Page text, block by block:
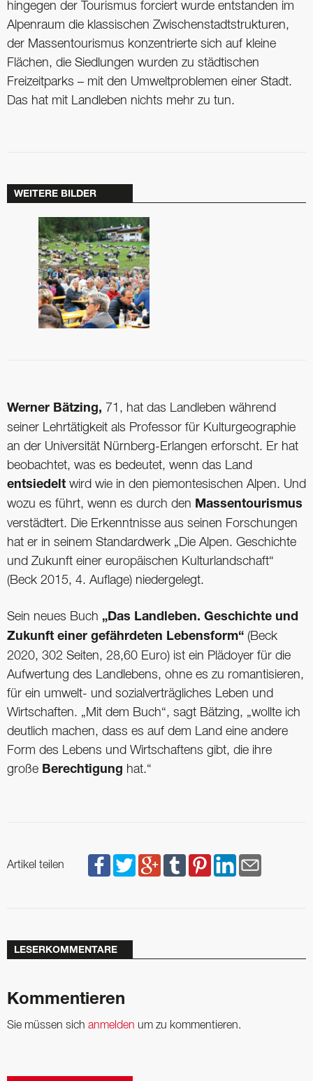
hingegen der Tourismus forciert wurde entstanden im
Alpenraum die klassischen Zwischenstadtstrukturen,
der Massentourismus konzentrierte sich auf kleine
Flächen, die Siedlungen wurden zu städtischen
Freizeitparks – mit den Umweltproblemen einer Stadt.
Das hat mit Landleben nichts mehr zu tun.
WEITERE BILDER
Werner Bätzing, 71, hat das Landleben während
seiner Lehrtätigkeit als Professor für Kulturgeographie
an der Universität Nürnberg-Erlangen erforscht. Er hat
beobachtet, was es bedeutet, wenn das Land
entsiedelt wird wie in den piemontesischen Alpen. Und
wozu es führt, wenn es durch den Massentourismus
verstädtert. Die Erkenntnisse aus seinen Forschungen
hat er in seinem Standardwerk „Die Alpen. Geschichte
und Zukunft einer europäischen Kulturlandschaft“
(Beck 2015, 4. Auflage) niedergelegt.
Sein neues Buch „Das Landleben. Geschichte und
Zukunft einer gefährdeten Lebensform“ (Beck
2020, 302 Seiten, 28,60 Euro) ist ein Plädoyer für die
Aufwertung des Landlebens, ohne es zu romantisieren,
für ein umwelt- und sozialverträgliches Leben und
Wirtschaften. „Mit dem Buch“, sagt Bätzing, „wollte ich
deutlich machen, dass es auf dem Land eine andere
Form des Lebens und Wirtschaftens gibt, die ihre
große Berechtigung hat.“
Artikel teilen
LESERKOMMENTARE
Kommentieren
Sie müssen sich anmelden um zu kommentieren.